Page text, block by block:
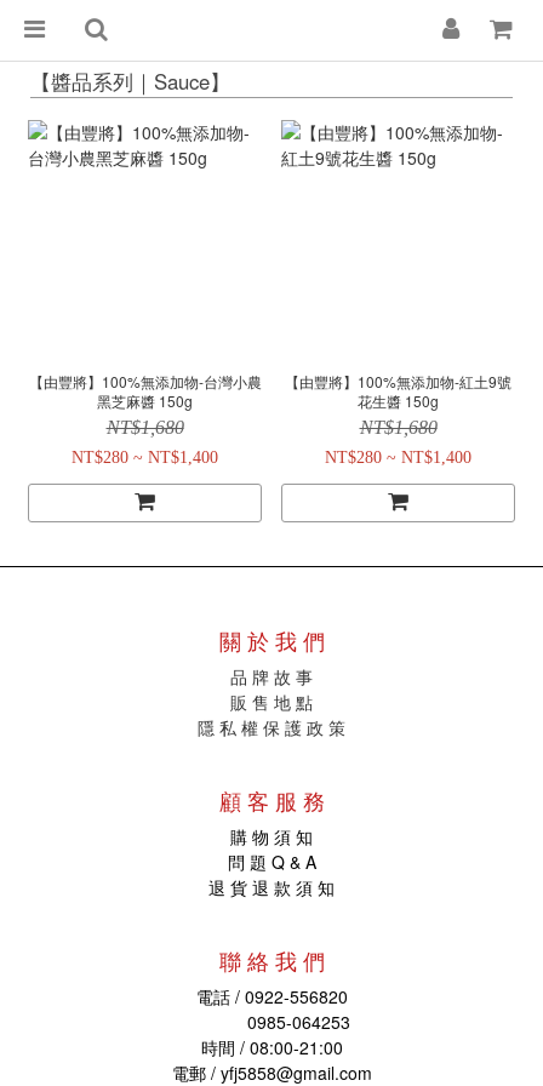
【醬品系列｜Sauce】
【由豐將】100%無添加物-台灣小農
黑芝麻醬 150g
NT$1,680
NT$280 ~ NT$1,400
【由豐將】100%無添加物-紅土9號
花生醬 150g
NT$1,680
NT$280 ~ NT$1,400
關 於 我 們
品 牌 故 事
販 售 地 點
隱 私 權 保 護 政 策
顧 客 服 務
購 物 須 知
問 題 Q & A
退 貨 退 款 須 知
聯 絡 我 們
電話 / 0922-556820
0985-064253
時間 / 08:00-21:00
電郵 / yfj5858@gmail.com